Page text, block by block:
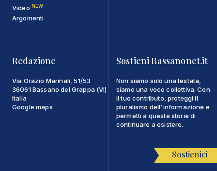
Video NEW
Argomenti
Redazione
Via Orazio Marinali, 51/53
36061 Bassano del Grappa (VI)
Italia
Google maps
Sostieni Bassanonet.it
Non siamo solo una testata,
siamo una voce collettiva. Con
il tuo contributo, proteggi il
pluralismo dell'informazione e
permetti a queste storie di
continuare a esistere.
Sostienici